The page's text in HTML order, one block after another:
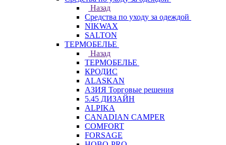
Назад
Средства по уходу за одеждой
NIKWAX
SALTON
ТЕРМОБЕЛЬЕ
Назад
ТЕРМОБЕЛЬЕ
КРОДИС
ALASKAN
АЗИЯ Торговые решения
5.45 ДИЗАЙН
ALPIKA
CANADIAN CAMPER
COMFORT
FORSAGE